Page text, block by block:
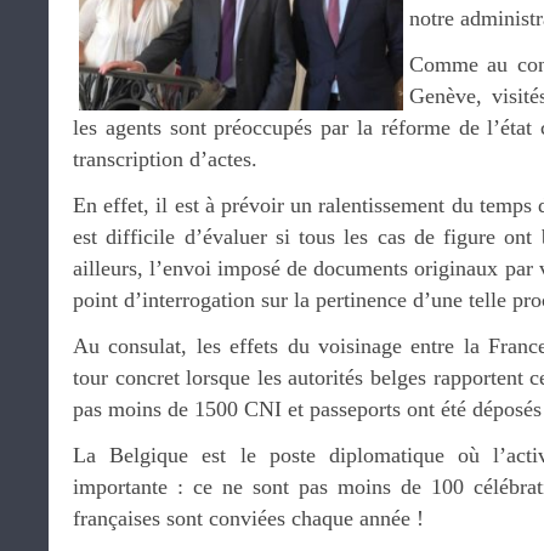
notre
Comme au
Genève,
les agents sont préoccupés par la réforme de
transcription d’actes.
En effet, il est à prévoir un ralentissement du temps
est difficile d’évaluer si tous les cas de figure ont
ailleurs, l’envoi imposé de documents originaux par
point d’interrogation sur la pertinence d’une telle
Au consulat, les effets du voisinage entre la
tour concret lorsque les autorités belges rapportent
pas moins de 1500 CNI et passeports ont été
La Belgique est le poste diplomatique où
importante : ce ne sont pas moins de 100
françaises sont conviées chaque année !